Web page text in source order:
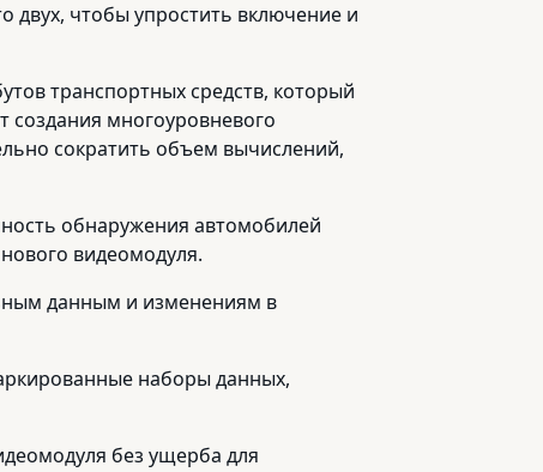
двух, чтобы упростить включение и
транспортных средств, который
создания многоуровневого
сократить объем вычислений,
обнаружения автомобилей
видеомодуля.
данным и изменениям в
наборы данных,
без ущерба для